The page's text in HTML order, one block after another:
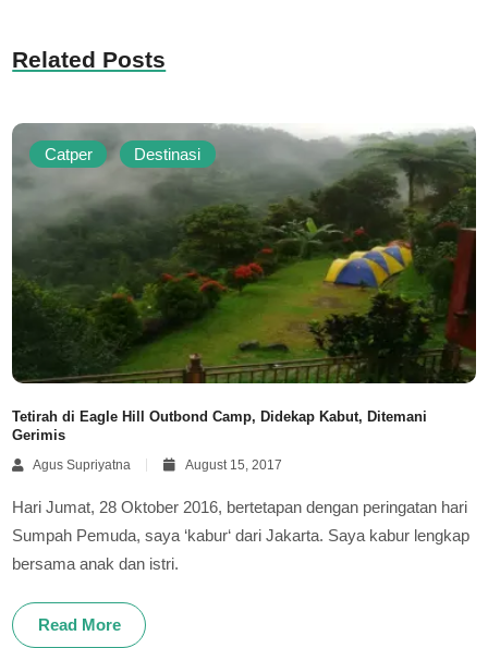
Related Posts
Catper Destinasi
Tetirah di Eagle Hill Outbond Camp, Didekap Kabut, Ditemani
Gerimis
Agus Supriyatna
August 15, 2017
Hari Jumat, 28 Oktober 2016, bertetapan dengan peringatan hari
Sumpah Pemuda, saya ‘kabur‘ dari Jakarta. Saya kabur lengkap
bersama anak dan istri.
Read More